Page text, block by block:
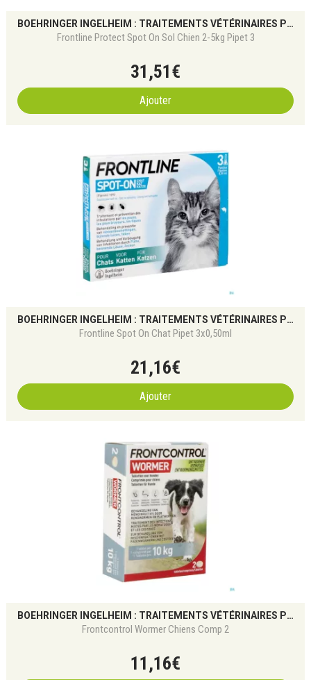
BOEHRINGER INGELHEIM : TRAITEMENTS VÉTÉRINAIRES POUR CHIENS ET CHATS
Frontline Protect Spot On Sol Chien 2-5kg Pipet 3
31 ,51€
Ajouter
BOEHRINGER INGELHEIM : TRAITEMENTS VÉTÉRINAIRES POUR CHIENS ET CHATS
Frontline Spot On Chat Pipet 3x0,50ml
21 ,16€
Ajouter
BOEHRINGER INGELHEIM : TRAITEMENTS VÉTÉRINAIRES POUR CHIENS ET CHATS
Frontcontrol Wormer Chiens Comp 2
11 ,16€